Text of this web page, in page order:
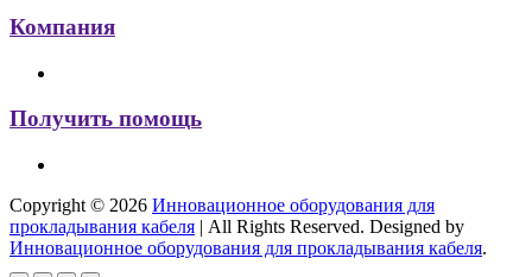
Компания
Получить помощь
Copyright © 2026 Инновационное оборудования для
прокладывания кабеля | All Rights Reserved. Designed by
Инновационное оборудования для прокладывания кабеля.